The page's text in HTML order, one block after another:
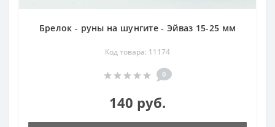
Брелок - руны на шунгите - Эйваз 15-25 мм
Код товара: 11174
0
140 руб.